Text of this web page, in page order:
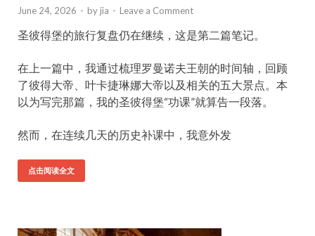
June 24, 2026 - by jia - Leave a Comment
圣彼得堡的旅行复盘仍在继续，这是第二篇笔记。
在上一篇中，我通过梳理罗曼诺夫王朝的时间轴，回顾
了彼得大帝、叶卡捷琳娜大帝以及相关的五大景点。本
以为写完那篇，我的圣彼得堡“功课”就算告一段落。
然而，在连续几天的历史补课中，我意外发
点击阅读全文